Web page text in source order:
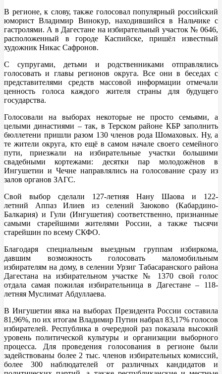
В регионе, к слову, также голосовал популярный российский
юморист Владимир Винокур, находившийся в Нальчике с
гастролями. А в Дагестане на избирательный участок № 0646,
расположенный в городе Каспийске, пришёл известный
художник Никас Сафронов.
С супругами, детьми и родственниками отправлялись
голосовать и главы регионов округа. Все они в беседах с
представителями средств массовой информации отмечали
ценность голоса каждого жителя страны для будущего
государства.
Голосовали на выборах некоторые не просто семьями, а
целыми династиями – так, в Терском районе КБР заполнить
бюллетени пришли разом 130 членов рода Шомаховых. Ну, а
те жители округа, кто ещё в самом начале своего семейного
пути, приезжали на избирательные участки большими
свадебными кортежами: десятки пар молодожёнов в
Ингушетии и Чечне направлялись на голосование сразу из
залов органов ЗАГС.
Свой выбор сделали 127-летняя Нану Шаова и 122-
летний Аппаз Илиев из селений Заюково (Кабардино-
Балкария) и Гули (Ингушетия) соответственно, признанные
самыми старейшими жителями России, а также тысячи
старейшин по всему СКФО.
Благодаря специальным выездным группам избиркома,
давшим возможность голосовать маломобильным
избирателям на дому, в селении Урзиг Табасаранского района
Дагестана на избирательном участке № 1370 свой голос
отдала самая пожилая избирательница в Дагестане – 118-
летняя Муслимат Абдуллаева.
В Ингушетии явка на выборах Президента России составила
81,96%, по их итогам Владимир Путин набрал 83,17% голосов
избирателей. Республика в очередной раз показала высокий
уровень политической культуры и организации выборного
процесса. Для проведения голосования в регионе были
задействованы более 2 тыс. членов избирательных комиссий,
более 300 наблюдателей от различных кандидатов и